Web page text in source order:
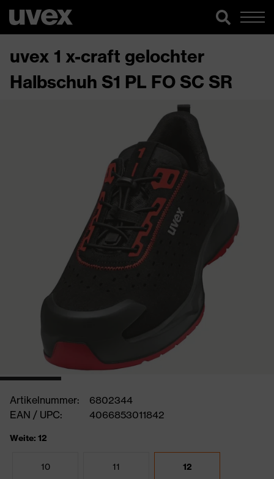
uvex 1 x-craft gelochter
Halbschuh S1 PL FO SC SR
Artikelnummer:
6802344
EAN / UPC:
4066853011842
Weite: 12
10 11 12